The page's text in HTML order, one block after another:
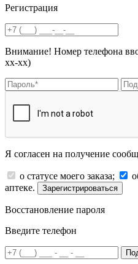
Регистрация
Внимание! Номер телефона
хх-хх)
Я согласен на получение
о статусе моего заказа;
аптеке.
Зарегистрироваться
Восстановление пароля
Введите телефон